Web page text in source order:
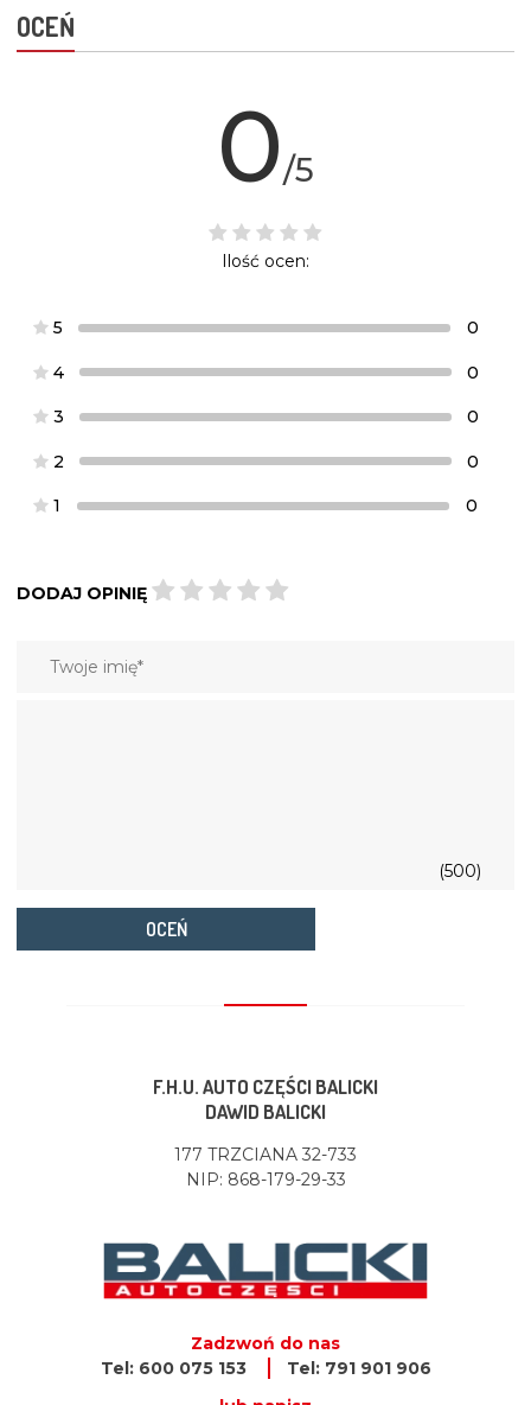
OCEŃ
0/5
Ilość ocen:
5 0
4 0
3 0
2 0
1 0
DODAJ OPINIĘ
(500)
OCEŃ
F.H.U. AUTO CZĘŚCI BALICKI
DAWID BALICKI
177 TRZCIANA 32-733
NIP: 868-179-29-33
Zadzwoń do nas
Tel: 600 075 153
Tel: 791 901 906